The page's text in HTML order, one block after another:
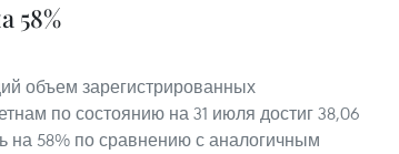
58%
объем зарегистрированных
по состоянию на 31 июля достиг 38,06
58% по сравнению с аналогичным